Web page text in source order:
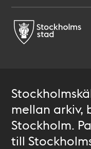
mellan arkiv,
Stockholm.
till